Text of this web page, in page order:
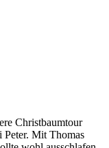
Christbaumtour
Peter. Mit Thomas